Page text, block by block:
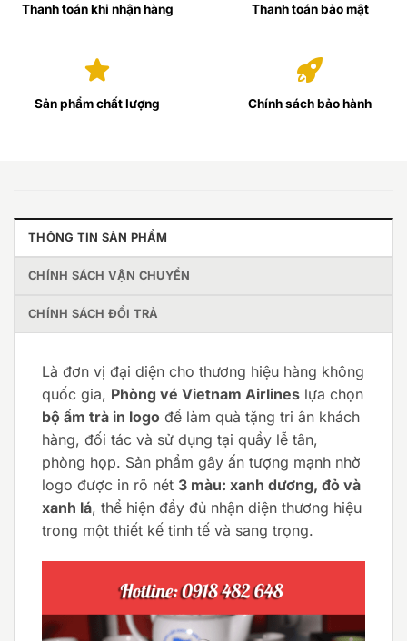
Thanh toán khi nhận hàng Thanh toán bảo mật
Sản phẩm chất lượng Chính sách bảo hành
THÔNG TIN SẢN PHẨM
CHÍNH SÁCH VẬN CHUYỂN
CHÍNH SÁCH ĐỔI TRẢ
Là đơn vị đại diện cho thương hiệu hàng không
quốc gia, Phòng vé Vietnam Airlines lựa chọn
bộ ấm trà in logo để làm quà tặng tri ân khách
hàng, đối tác và sử dụng tại quầy lễ tân,
phòng họp. Sản phẩm gây ấn tượng mạnh nhờ
logo được in rõ nét 3 màu: xanh dương, đỏ và
xanh lá, thể hiện đầy đủ nhận diện thương hiệu
trong một thiết kế tinh tế và sang trọng.